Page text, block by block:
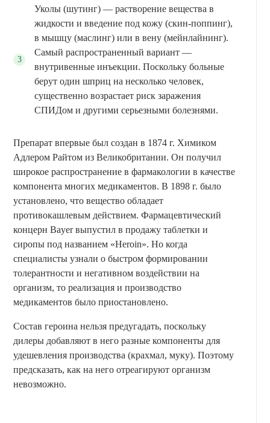
Уколы (шутинг) — растворение вещества в
жидкости и введение под кожу (скин-поппинг),
в мышцу (маслинг) или в вену (мейнлайнинг).
Самый распространенный вариант —
внутривенные инъекции. Поскольку больные
берут один шприц на несколько человек,
существенно возрастает риск заражения
СПИДом и другими серьезными болезнями.
Препарат впервые был создан в 1874 г. Химиком
Адлером Райтом из Великобритании. Он получил
широкое распространение в фармакологии в качестве
компонента многих медикаментов. В 1898 г. было
установлено, что вещество обладает
противокашлевым действием. Фармацевтический
концерн Bayer выпустил в продажу таблетки и
сиропы под названием «Heroin». Но когда
специалисты узнали о быстром формировании
толерантности и негативном воздействии на
организм, то реализация и производство
медикаментов было приостановлено.
Состав героина нельзя предугадать, поскольку
дилеры добавляют в него разные компоненты для
удешевления производства (крахмал, муку). Поэтому
предсказать, как на него отреагируют организм
невозможно.